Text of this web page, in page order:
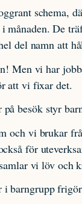
schema,
månaden. De
del namn att
Men vi har
att vi fixar det.
besök styr
och vi brukar
för
vi löv och
barngrupp